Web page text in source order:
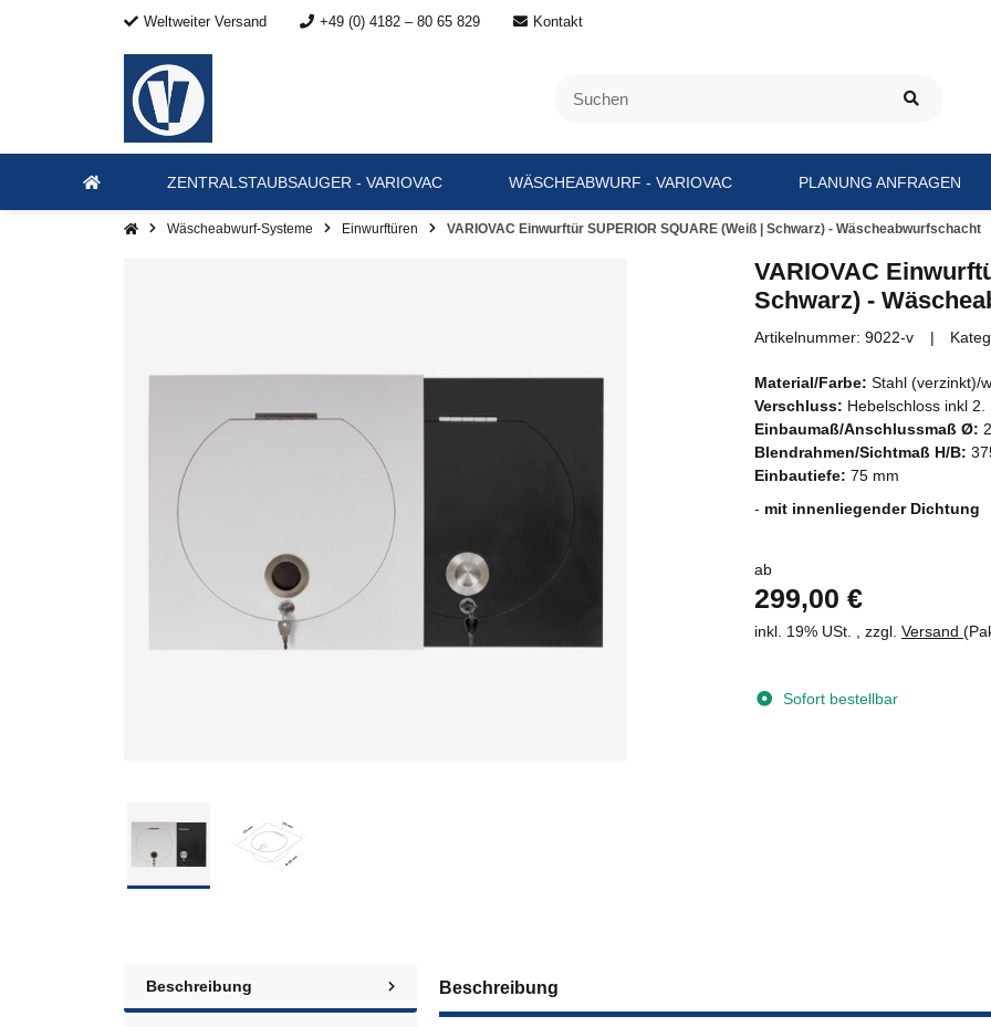
Weltweiter Versand +49 (0) 4182 – 80 65 829 Kontakt
ZENTRALSTAUBSAUGER - VARIOVAC WÄSCHEABWURF - VARIOVAC PLANUNG ANFRAGEN
Wäscheabwurf-Systeme Einwurftüren VARIOVAC Einwurftür SUPERIOR SQUARE (Weiß | Schwarz) - Wäscheabwurfschacht
VARIOVAC
Schwarz) -
Artikelnummer: 9022-v
Material/Farbe: Stahl (verzinkt)/
Verschluss: Hebelschloss inkl
Einbaumaß/Anschlussmaß Ø:
Blendrahmen/Sichtmaß H/B:
Einbautiefe: 75 mm
- mit innenliegender Dichtung
ab
299,00 €
inkl. 19% USt. , zzgl. Versand
Sofort bestellbar
Beschreibung Beschreibung